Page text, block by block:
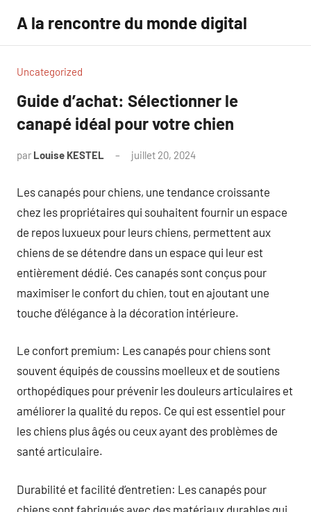
contenu
A la rencontre du monde digital
Uncategorized
Guide d’achat: Sélectionner le
canapé idéal pour votre chien
par Louise KESTEL juillet 20, 2024
Les canapés pour chiens, une tendance croissante
chez les propriétaires qui souhaitent fournir un espace
de repos luxueux pour leurs chiens, permettent aux
chiens de se détendre dans un espace qui leur est
entièrement dédié. Ces canapés sont conçus pour
maximiser le confort du chien, tout en ajoutant une
touche d’élégance à la décoration intérieure.
Le confort premium: Les canapés pour chiens sont
souvent équipés de coussins moelleux et de soutiens
orthopédiques pour prévenir les douleurs articulaires et
améliorer la qualité du repos. Ce qui est essentiel pour
les chiens plus âgés ou ceux ayant des problèmes de
santé articulaire.
Durabilité et facilité d’entretien: Les canapés pour
chiens sont fabriqués avec des matériaux durables qui